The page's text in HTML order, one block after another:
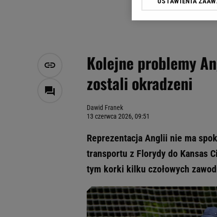
Kolejne problemy
zostali okradzeni
Dawid Franek
13 czerwca 2026, 09:51
Reprezentacja Anglii nie ma
transportu z Florydy do Kansas
tym korki kilku czołowych
Klikając „Akceptuję”
Zaufanych Partnerów i
My, nasi Zaufani
Użycie dokładnych
Przechowywanie